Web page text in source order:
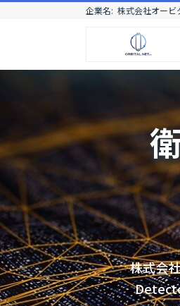
企業名: 株式会社オービ
株式会